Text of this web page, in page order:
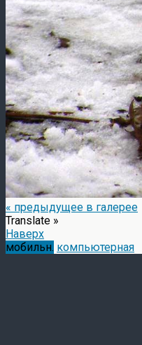
« предыдущее в галерее
Translate »
Наверх
мобильн. компьютерная